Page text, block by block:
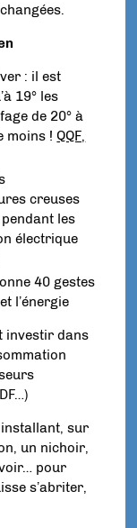
: il est
19° les
de 20° à
moins ! QQF,
creuses
les
électrique
40 gestes
l’énergie
investir dans
sur
un nichoir,
pour
s’abriter,